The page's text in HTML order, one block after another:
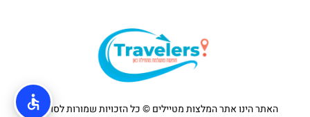
האתר הינו אתר המלצות מטיילים © כל הזכויות שמורות לסוכנות